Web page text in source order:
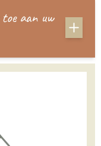
aan uw